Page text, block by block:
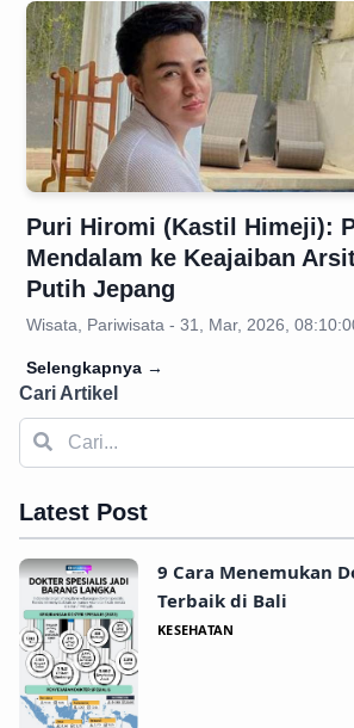
Puri Hiromi (Kastil Himeji):
Mendalam ke Keajaiban
Putih Jepang
Wisata, Pariwisata - 31, Mar, 2026,
Selengkapnya →
Cari Artikel
Latest Post
9 Cara Menemukan
Terbaik di Bali
KESEHATAN